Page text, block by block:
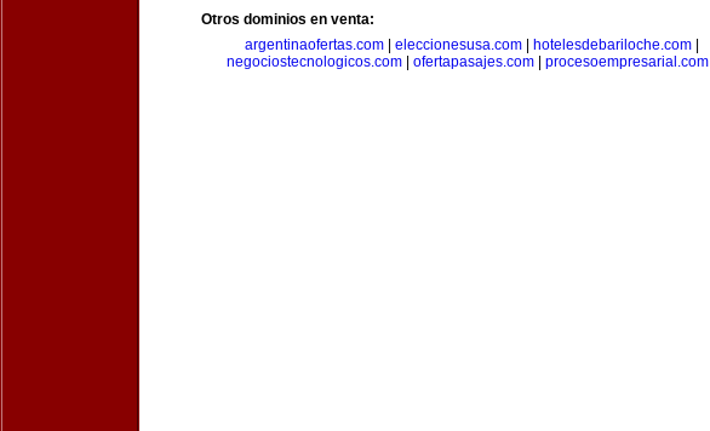
Otros dominios en venta:
argentinaofertas.com| eleccionesusa.com| hotelesdebariloche.com|
negociostecnologicos.com
ofertapasajes.com procesoempresarial.com